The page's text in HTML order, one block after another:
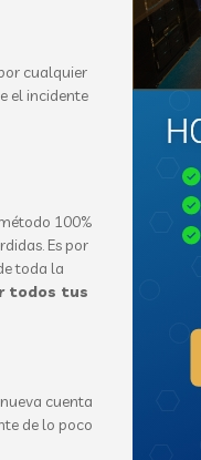
cualquier
el incidente
100%
Es por
toda la
todos tus
cuenta
de lo poco